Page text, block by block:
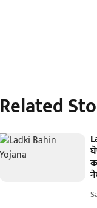
Related